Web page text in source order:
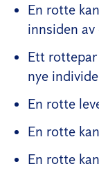
En rotte
innsiden
Ett
nye
En rotte
En rotte
En rotte